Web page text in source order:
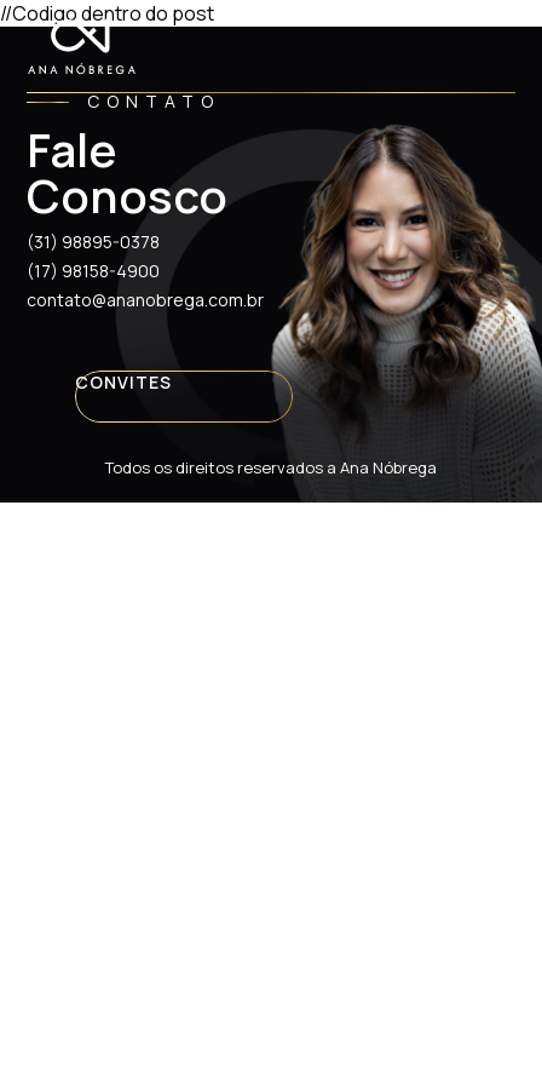
//Codigo dentro do post
CONTATO
Fale
Conosco
(31) 98895-0378
(17) 98158-4900
contato@ananobrega.com.br
CONVITES
Todos os direitos reservados a Ana Nóbrega